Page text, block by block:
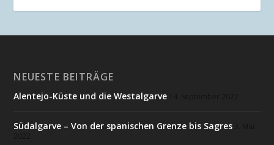
NEUESTE BEITRÄGE
Alentejo-Küste und die Westalgarve
Südalgarve – Von der spanischen Grenze bis Sagres